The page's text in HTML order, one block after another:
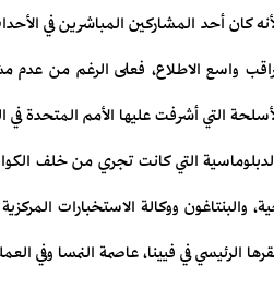
كان أحد المشاركين المباشرين في
واسع الاطلاع، فعلى الرغم من عدم
التي أشرفت عليها الأمم المتحدة
التي كانت تجري من خلف
والبنتاغون ووكالة الاستخبارات
الرئيسي في فيينا، عاصمة النمسا